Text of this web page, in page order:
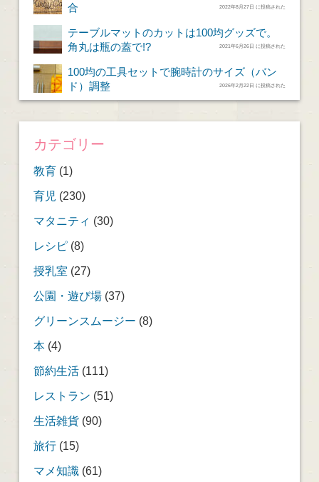
合
2022年8月27日 に投稿された
テーブルマットのカットは100均グッズで。
角丸は瓶の蓋で!?
2021年6月26日 に投稿された
100均の工具セットで腕時計のサイズ（バン
ド）調整
2026年2月22日 に投稿された
カテゴリー
教育(1)
育児 (230)
マタニティ (30)
レシピ(8)
授乳室 (27)
公園・遊び場(37)
グリーンスムージー (8)
本(4)
節約生活(111)
レストラン (51)
生活雑貨(90)
旅行(15)
マメ知識(61)